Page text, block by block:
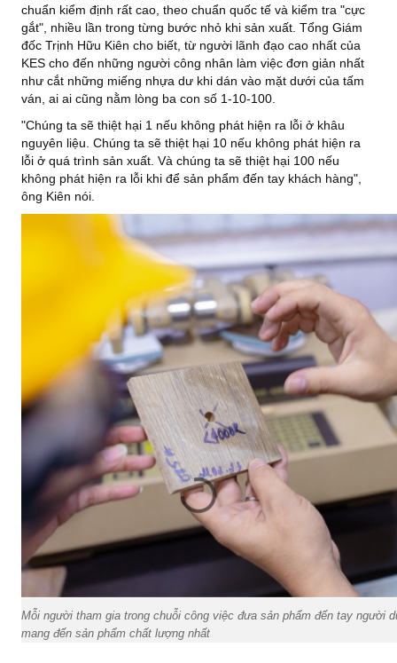
chuẩn kiểm định rất cao, theo chuẩn quốc tế và kiểm tra "cực
gắt", nhiều lần trong từng bước nhỏ khi sản xuất. Tổng Giám
đốc Trịnh Hữu Kiên cho biết, từ người lãnh đạo cao nhất của
KES cho đến những người công nhân làm việc đơn giản nhất
như cắt những miếng nhựa dư khi dán vào mặt dưới của tấm
ván, ai ai cũng nằm lòng ba con số 1-10-100.
"Chúng ta sẽ thiệt hại 1 nếu không phát hiện ra lỗi ở khâu
nguyên liệu. Chúng ta sẽ thiệt hại 10 nếu không phát hiện ra
lỗi ở quá trình sản xuất. Và chúng ta sẽ thiệt hại 100 nếu
không phát hiện ra lỗi khi để sản phẩm đến tay khách hàng",
ông Kiên nói.
Mỗi người tham gia trong chuỗi công việc đưa sản phẩm đến tay người
mang đến sản phẩm chất lượng nhất